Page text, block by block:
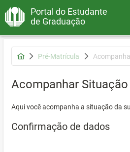
Portal do Estudante
de Graduação
Pré-Matrícula
Acompanhar Situação
Aqui você acompanha a situação da
Confirmação de dados